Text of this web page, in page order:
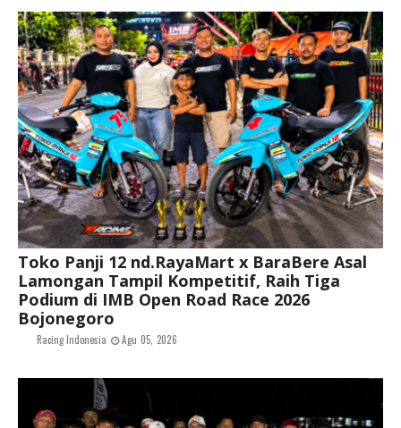
Toko Panji 12 nd.RayaMart x BaraBere Asal
Lamongan Tampil Kompetitif, Raih Tiga
Podium di IMB Open Road Race 2026
Bojonegoro
Racing Indonesia Agu 05, 2026